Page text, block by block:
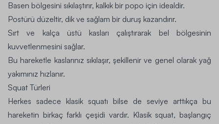
Basen bölgesini sıkılaştırır, kalkık bir popo için idealdir.
Postürü düzeltir, dik ve sağlam bir duruş kazandırır.
Sırt ve kalça üstü kasları çalıştırarak bel bölgesinin
kuvvetlenmesini sağlar.
Bu hareketle kaslarınız sıkılaşır, şekillenir ve genel olarak yağ
yakımınız hızlanır.
Squat Türleri
Herkes sadece klasik squatı bilse de seviye arttıkça bu
hareketin birkaç farklı çeşidi vardır. Klasik squat, başlangıç